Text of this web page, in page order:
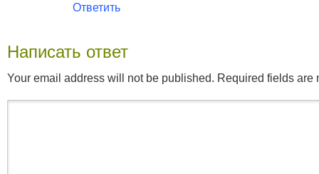
Ответить
Написать ответ
Your email address will not be published. Required fields are